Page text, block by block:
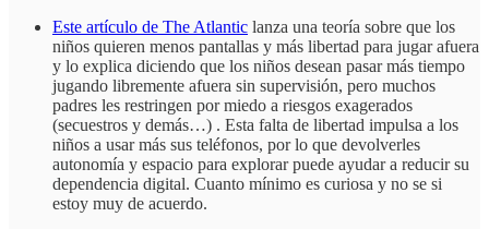
Este artículo de The Atlantic lanza una teoría sobre que los
niños quieren menos pantallas y más libertad para jugar afuera
y lo explica diciendo que los niños desean pasar más tiempo
jugando libremente afuera sin supervisión, pero muchos
padres les restringen por miedo a riesgos exagerados
(secuestros y demás…) . Esta falta de libertad impulsa a los
niños a usar más sus teléfonos, por lo que devolverles
autonomía y espacio para explorar puede ayudar a reducir su
dependencia digital. Cuanto mínimo es curiosa y no se si
estoy muy de acuerdo.